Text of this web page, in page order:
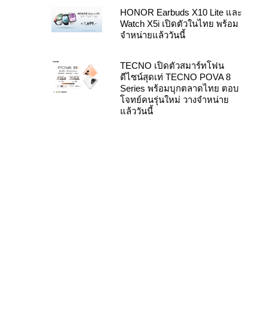
HONOR Earbuds X10 Lite และ
Watch X5i เปิดตัวในไทย พร้อม
จำหน่ายแล้ววันนี้
TECNO เปิดตัวสมาร์ทโฟน
ดีไซน์สุดเท่ TECNO POVA 8
Series พร้อมบุกตลาดไทย ตอบ
โจทย์คนรุ่นใหม่ วางจำหน่าย
แล้ววันนี้